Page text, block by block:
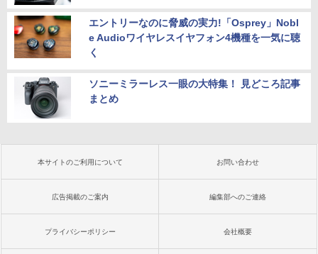
エントリーなのに脅威の実力!「Osprey」Nobl
e Audioワイヤレスイヤフォン4機種を一気に聴
く
ソニーミラーレス一眼の大特集！ 見どころ記事
まとめ
本サイトのご利用について お問い合わせ
広告掲載のご案内 編集部へのご連絡
プライバシーポリシー 会社概要